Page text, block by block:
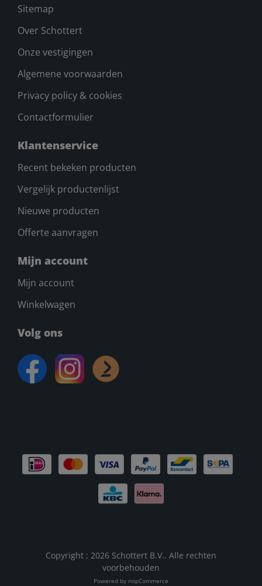
Sitemap
Over Schottert
Onze vestigingen
Algemene voorwaarden
Privacy policy & cookies
Contactformulier
Klantenservice
Recent bekeken producten
Vergelijk productenlijst
Nieuwe producten
Offerte aanvragen
Mijn account
Mijn account
Winkelwagen
Volg ons
Copyright ; 2026 Schottert B.V.. Alle rechten
voorbehouden
Powered by nopCommerce